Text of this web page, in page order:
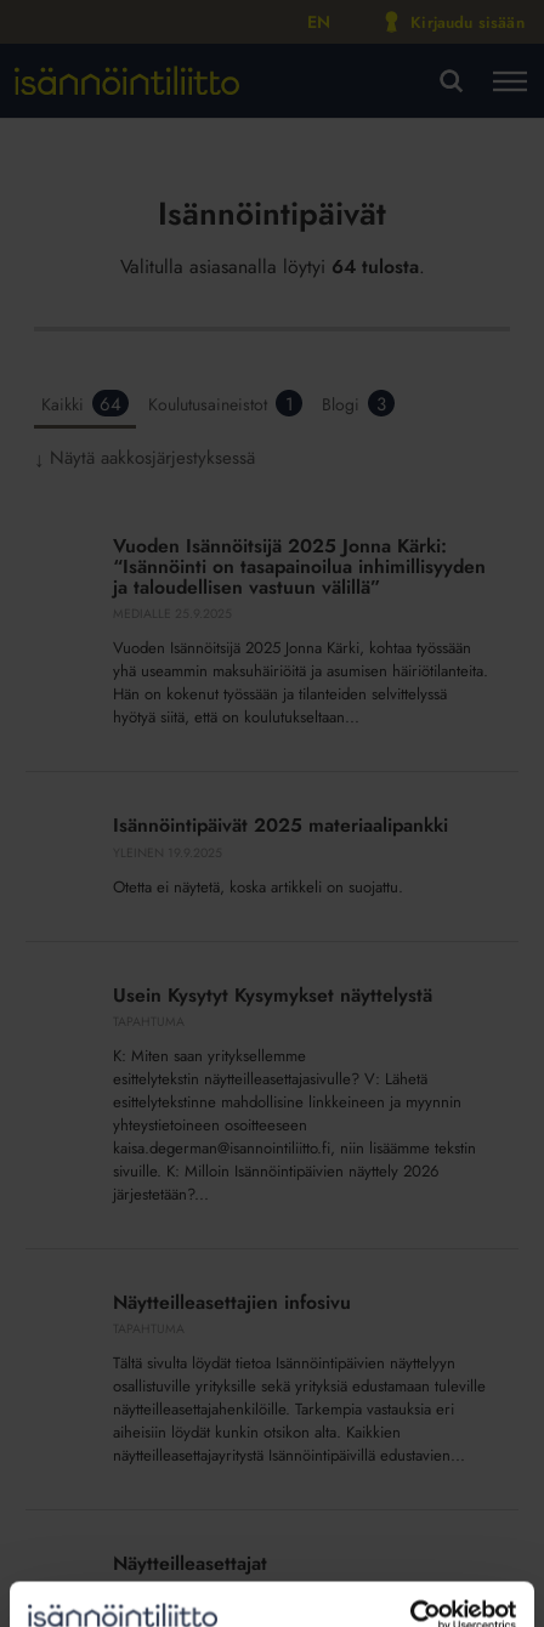
EN Kirjaudu sisään
Isännöintipäivät
Valitulla asiasanalla löytyi 64 tulosta.
Kaikki 64 Koulutusaineistot 1 Blogi 3
↓ Näytä aakkosjärjestyksessä
tasapainoilua
inhimillisyyden
Vuoden Isännöitsijä 2025 Jonna Kärki:
“Isännöinti on tasapainoilua inhimillisyyden
ja taloudellisen vastuun välillä”
Vuoden Isännöitsijä 2025 Jonna Kärki, kohtaa työssään
yhä useammin maksuhäiriöitä ja asumisen häiriötilanteita.
Hän on kokenut työssään ja tilanteiden selvittelyssä
hyötyä siitä, että on koulutukseltaan...
materiaalipankkiIsännöintipäivät 2025 materiaalipankki
Otetta ei näytetä, koska artikkeli on suojattu.
Usein Kysytyt Kysymykset näyttelystä
K: Miten saan yrityksellemme
esittelytekstin näytteilleasettajasivulle? V: Lähetä
esittelytekstinne mahdollisine linkkeineen ja myynnin
yhteystietoineen osoitteeseen
kaisa.degerman@isannointiliitto.fi, niin lisäämme tekstin
sivuille. K: Milloin Isännöintipäivien näyttely 2026
järjestetään?...
Näytteilleasettajien infosivu
Tältä sivulta löydät tietoa Isännöintipäivien näyttelyyn
osallistuville yrityksille sekä yrityksiä edustamaan tuleville
näytteilleasettajahenkilöille. Tarkempia vastauksia eri
aiheisiin löydät kunkin otsikon alta. Kaikkien
näytteilleasettajayritystä Isännöintipäivillä edustavien...
Näytteilleasettajat